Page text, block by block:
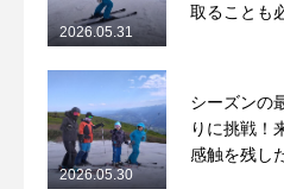
取ることも
2026.05.31
シーズンの
りに挑戦！
感触を残し
2026.05.30